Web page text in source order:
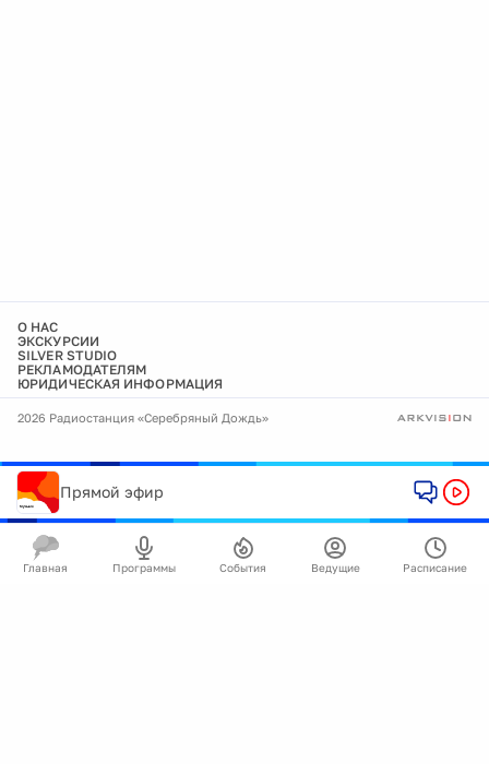
О НАС
ЭКСКУРСИИ
SILVER STUDIO
РЕКЛАМОДАТЕЛЯМ
ЮРИДИЧЕСКАЯ ИНФОРМАЦИЯ
2026 Радиостанция «Серебряный Дождь»
Прямой эфир
Главная Программы События Ведущие Расписание